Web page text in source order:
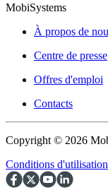
MobiSystems
À propos de
Centre de presse
Offres d'emploi
Contacts
Copyright © 2026
Conditions d'utilisation